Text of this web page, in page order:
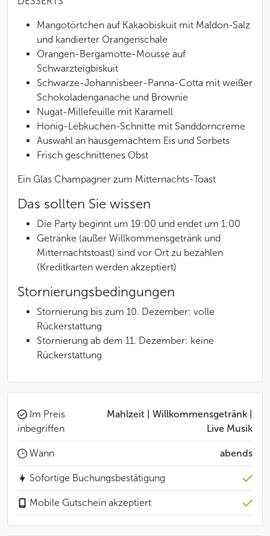
Mangotörtchen auf Kakaobiskuit mit Maldon-Salz
und kandierter Orangenschale
Orangen-Bergamotte-Mousse auf
Schwarzteigbiskuit
Schwarze-Johannisbeer-Panna-Cotta mit weißer
Schokoladenganache und Brownie
Nugat-Millefeuille mit Karamell
Honig-Lebkuchen-Schnitte mit Sanddorncreme
Auswahl an hausgemachtem Eis und Sorbets
Frisch geschnittenes Obst
Ein Glas Champagner zum Mitternachts-Toast
Das sollten Sie wissen
Die Party beginnt um 19:00 und endet um 1:00
Getränke (außer Willkommensgetränk und
Mitternachtstoast) sind vor Ort zu bezahlen
(Kreditkarten werden akzeptiert)
Stornierungsbedingungen
Stornierung bis zum 10. Dezember: volle
Rückerstattung
Stornierung ab dem 11. Dezember: keine
Rückerstattung
Im Preis
inbegriffen
Mahlzeit | Willkommensgetränk |
Live Musik
Wann abends
Sofortige Buchungsbestätigung
Mobile Gutschein akzeptiert